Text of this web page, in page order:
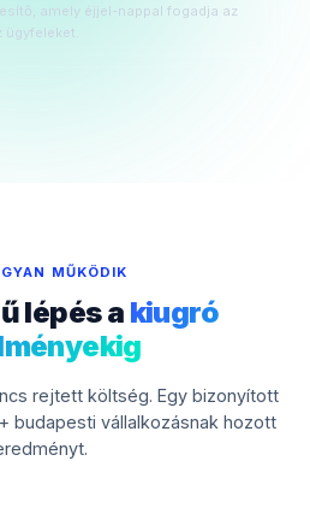
amely éjjel-nappal fogadja az
MŰKÖDIK
lépés a kiugró
rejtett költség. Egy bizonyított
budapesti vállalkozásnak hozott